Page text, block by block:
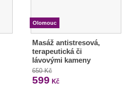
Olomouc
Masáž antistresová,
terapeutická či
lávovými kameny
650 Kč
599 Kč